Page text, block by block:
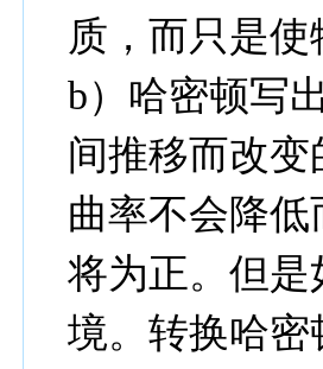
质，而只是
b）哈密顿写
间推移而改
曲率不会降
将为正。但
境。转换哈密